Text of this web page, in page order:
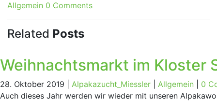
Allgemein 0 Comments
Related Posts
Weih­nachts­markt im Klos­ter
28. Oktober 2019 | Alpakazucht_Miessler Allgemein
0
Auch dieses Jahr werden wir wieder mit unseren